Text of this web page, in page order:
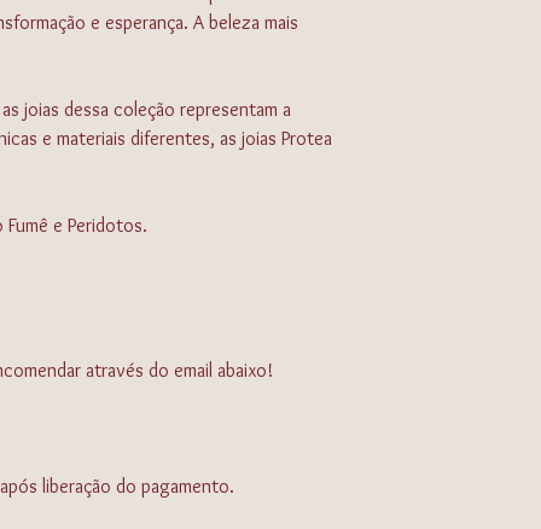
e esperança. A beleza mais
joias dessa coleção representam a
e materiais diferentes, as joias Protea
e Peridotos.
através do email abaixo!
liberação do pagamento.